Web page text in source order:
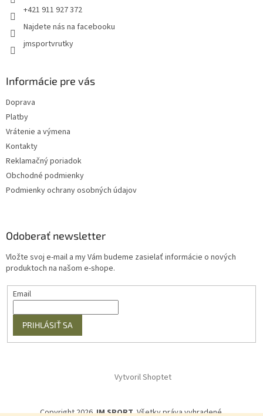
+421 911 927 372
Najdete nás na facebooku
jmsportvrutky
Informácie pre vás
Doprava
Platby
Vrátenie a výmena
Kontakty
Reklamačný poriadok
Obchodné podmienky
Podmienky ochrany osobných údajov
Odoberať newsletter
Vložte svoj e-mail a my Vám budeme zasielať informácie o nových
produktoch na našom e-shope.
Email
PRIHLÁSIŤ SA
Vytvoril Shoptet
Copyright 2026JM SPORT. Všetky práva vyhradené.